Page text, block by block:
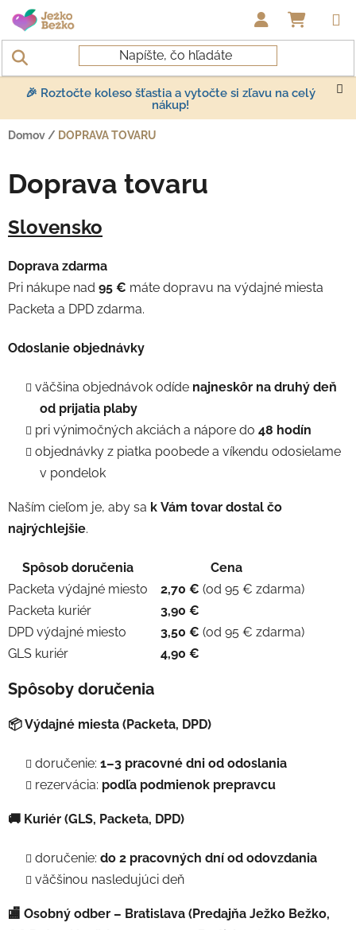
Prejsť na obsah
🎉 Roztočte koleso šťastia a vytočte si zľavu na celý
nákup!
Domov / DOPRAVA TOVARU
Doprava tovaru
Slovensko
Doprava zdarma
Pri nákupe nad 95 € máte dopravu na výdajné miesta
Packeta a DPD zdarma.
Odoslanie objednávky
väčšina objednávok odíde najneskôr na druhý deň
od prijatia plaby
pri výnimočných akciách a nápore do 48 hodín
objednávky z piatka poobede a víkendu odosielame
v pondelok
Naším cieľom je, aby sa k Vám tovar dostal čo
najrýchlejšie.
Spôsob doručenia
Cena
Packeta výdajné miesto 2,70 € (od 95 € zdarma)
Packeta kuriér
3,90 €
DPD výdajné miesto
3,50 € (od 95 € zdarma)
GLS kuriér
4,90 €
Spôsoby doručenia
📦 Výdajné miesta (Packeta, DPD)
doručenie: 1–3 pracovné dni od odoslania
rezervácia: podľa podmienok prepravcu
🚚 Kuriér (GLS, Packeta, DPD)
doručenie: do 2 pracovných dní od odovzdania
väčšinou nasledujúci deň
🏬 Osobný odber – Bratislava (Predajňa Ježko Bežko,